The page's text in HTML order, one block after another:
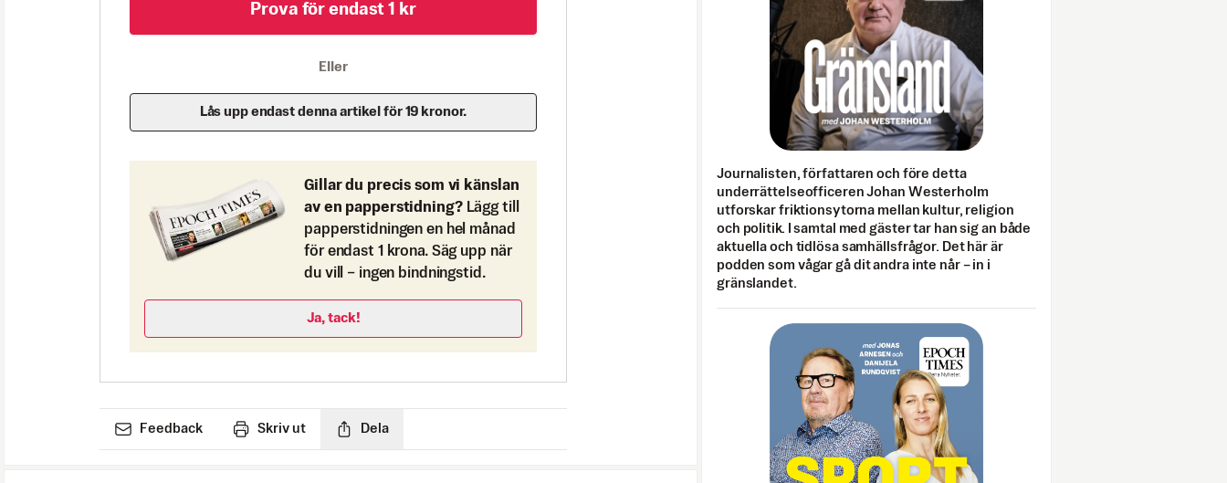
Prova för endast 1 kr
Eller
Lås upp endast denna artikel för 19 kronor.
Gillar du precis som vi känslan
av en papperstidning? Lägg till
papperstidningen en hel månad
för endast 1 krona. Säg upp när
du vill – ingen bindningstid.
Ja, tack!
Feedback Skriv ut Dela
Journalisten, författaren och före detta
underrättelseofficeren Johan Westerholm
utforskar friktionsytorna mellan kultur, religion
och politik. I samtal med gäster tar han sig an både
aktuella och tidlösa samhällsfrågor. Det här är
podden som vågar gå dit andra inte når – in i
gränslandet.